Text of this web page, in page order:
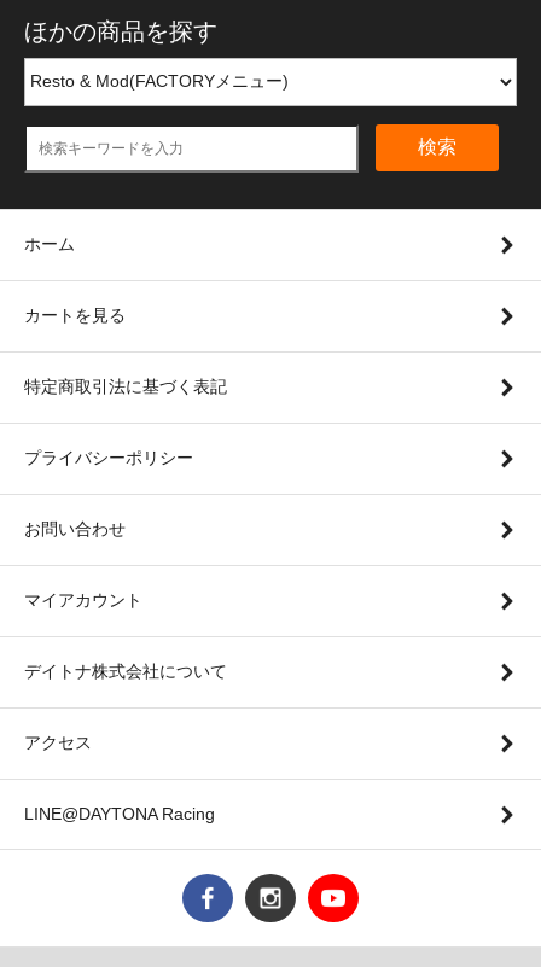
ほかの商品を探す
検索
ホーム
カートを見る
特定商取引法に基づく表記
プライバシーポリシー
お問い合わせ
マイアカウント
デイトナ株式会社について
アクセス
LINE@DAYTONA Racing